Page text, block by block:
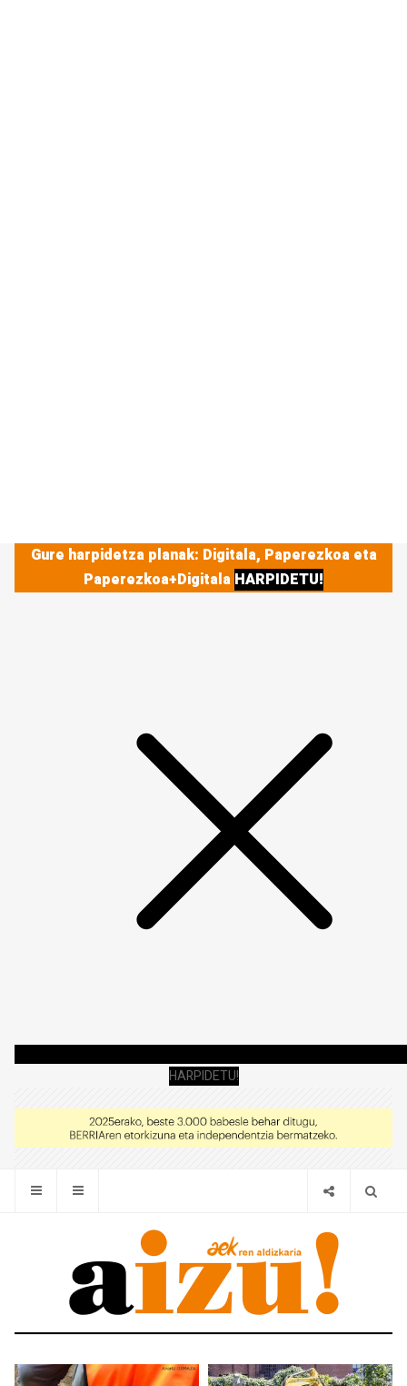
Gure harpidetza planak: Digitala, Paperezkoa eta
Paperezkoa+Digitala HARPIDETU!
HARPIDETU!